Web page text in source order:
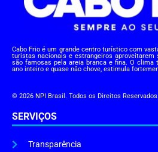
Cabo Frio é um grande centro turístico com
turistas nacionais e estrangeiros aproveitarem
são famosas pela areia branca e fina. O
ano inteiro e quase não chove, estimula
© 2026 NPI Brasil. Todos os Direitos Reservados.
SERVIÇOS
Transparência